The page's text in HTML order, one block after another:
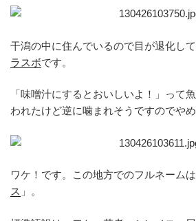
干潟の中に住んでいるので目が退化して
ラスボです。
「味噌汁にするとおいしいよ！」って
われたけど逆に噛まれそうですのでやめ
ワケ！です。この地方でのフルネーム
ス 」。